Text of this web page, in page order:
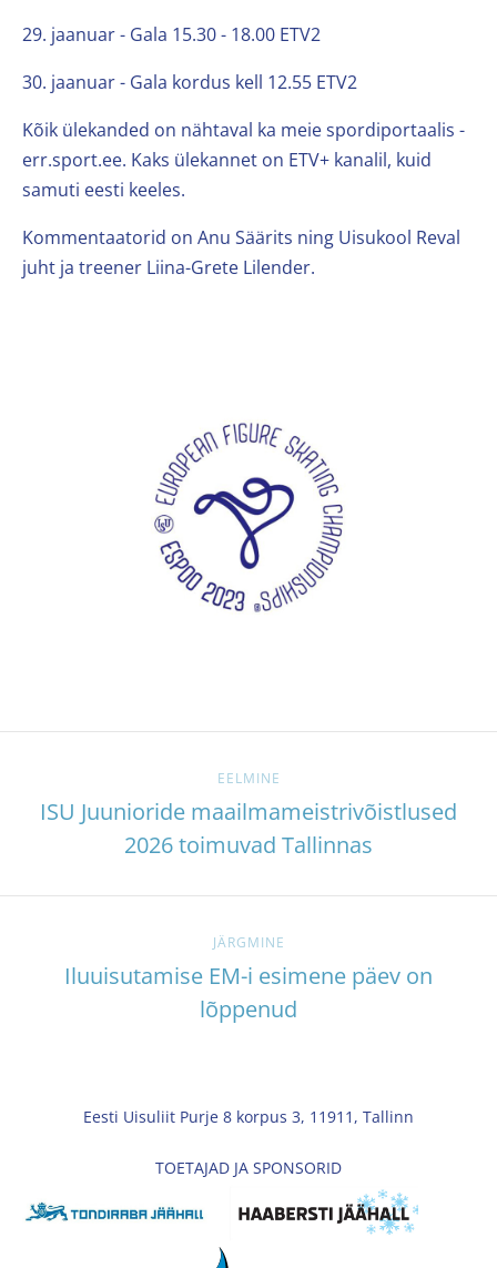
29. jaanuar - Gala 15.30 - 18.00 ETV2
30. jaanuar - Gala kordus kell 12.55 ETV2
Kõik ülekanded on nähtaval ka meie spordiportaalis -
err.sport.ee. Kaks ülekannet on ETV+ kanalil, kuid
samuti eesti keeles.
Kommentaatorid on Anu Säärits ning Uisukool Reval
juht ja treener Liina-Grete Lilender.
EELMINE
ISU Juunioride maailmameistrivõistlused
2026 toimuvad Tallinnas
JÄRGMINE
Iluuisutamise EM-i esimene päev on
lõppenud
Eesti Uisuliit Purje 8 korpus 3, 11911, Tallinn
TOETAJAD JA SPONSORID